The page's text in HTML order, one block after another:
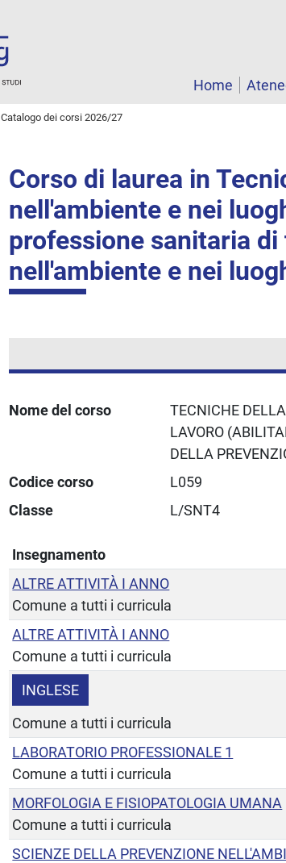
Home
Catalogo dei corsi 2026/27
Corso di laurea in
nell'ambiente e nei
professione sanitaria
nell'ambiente e nei
Nome del corso
TECNICHE
LAVORO
DELLA
Codice corso
L059
Classe
L/SNT4
Insegnamento
ALTRE ATTIVITÀ I ANNO
Comune a tutti i curricula
ALTRE ATTIVITÀ I ANNO
Comune a tutti i curricula
INGLESE
Comune a tutti i curricula
LABORATORIO PROFESSIONALE 1
Comune a tutti i curricula
MORFOLOGIA E FISIOPATOLOGIA UMANA
Comune a tutti i curricula
SCIENZE DELLA PREVENZIONE